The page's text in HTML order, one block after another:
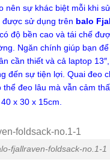
nên sự khác biệt mỗi khi
được sử dụng trên balo
độ bền cao và tái chế
Ngăn chính giúp bạn
cần thiết và cả laptop
đến sự tiện lợi. Quai đeo
thể đeo lâu mà vẫn cảm
x 30 x 15cm.
fjallraven-foldsack-no.1-1